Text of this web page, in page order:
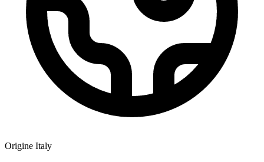
Origine Italy